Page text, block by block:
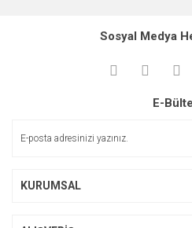
kullanarak tarafımıza iletebilirsiniz.
Görüş ve önerileriniz için teşekkür
Ürün açıklamasında eksik bilgiler
Sosyal Medya
E-
KURUMSAL